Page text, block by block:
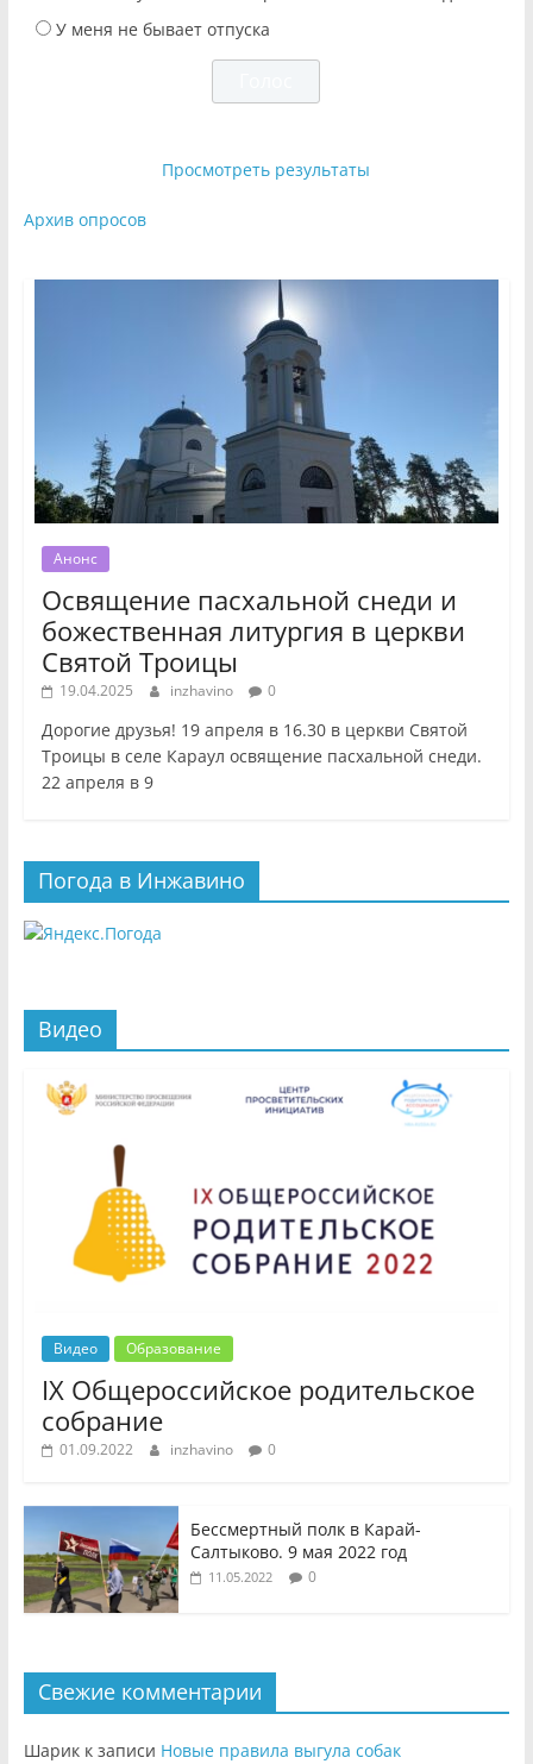
У меня не бывает отпуска
Просмотреть результаты
Архив опросов
Анонс
Освящение пасхальной снеди и
божественная литургия в церкви
Святой Троицы
19.04.2025 inzhavino 0
Дорогие друзья! 19 апреля в 16.30 в церкви Святой
Троицы в селе Караул освящение пасхальной снеди.
22 апреля в 9
Погода в Инжавино
Видео
Видео Образование
IX Общероссийское родительское
собрание
01.09.2022 inzhavino 0
Бессмертный полк в Карай-
Салтыково. 9 мая 2022 год
11.05.2022 0
Свежие комментарии
Шарикк записи Новые правила выгула собак